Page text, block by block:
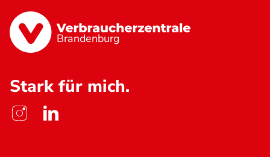
Brandenburg
Stark für mich.